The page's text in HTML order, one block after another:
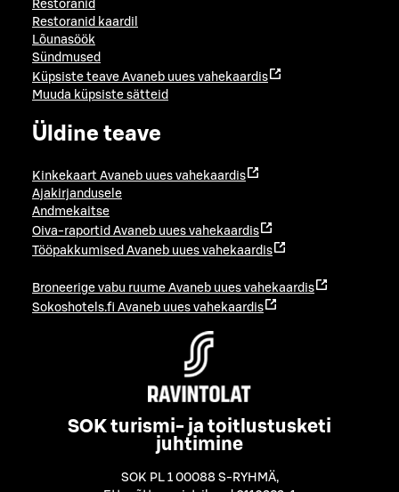
Restoranid
Restoranid kaardil
Lõunasöök
Sündmused
Küpsiste teave Avaneb uues vahekaardis
Muuda küpsiste sätteid
Üldine teave
Kinkekaart Avaneb uues vahekaardis
Ajakirjandusele
Andmekaitse
Oiva-raportid Avaneb uues vahekaardis
Tööpakkumised Avaneb uues vahekaardis
Broneerige vabu ruume Avaneb uues vahekaardis
Sokoshotels.fi Avaneb uues vahekaardis
SOK turismi- ja toitlustusketi
juhtimine
SOK PL 1 00088 S-RYHMÄ,